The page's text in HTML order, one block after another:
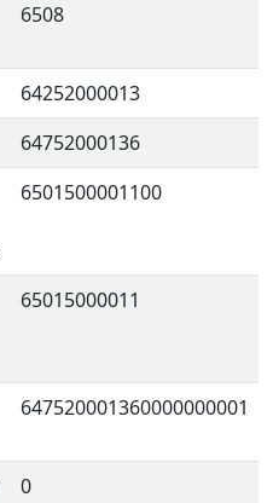
6508
64252000013
64752000136
6501500001100
65015000011
647520001360000000001
0